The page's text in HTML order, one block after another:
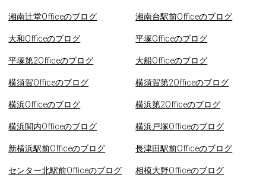
湘南辻堂Officeのブログ 湘南台駅前Officeのブログ
大和Officeのブログ 平塚Officeのブログ
平塚第2Officeのブログ 大船Officeのブログ
横須賀Officeのブログ 横須賀第2Officeのブログ
横浜Officeのブログ 横浜第2Officeのブログ
横浜関内Officeのブログ 横浜戸塚Officeのブログ
新横浜駅前Officeのブログ 長津田駅前Officeのブログ
センター北駅前Officeのブログ 相模大野Officeのブログ